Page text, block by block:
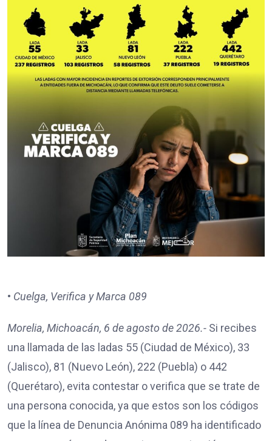
• Cuelga, Verifica y Marca 089
Morelia, Michoacán, 6 de agosto de 2026.- Si recibes
una llamada de las ladas 55 (Ciudad de México), 33
(Jalisco), 81 (Nuevo León), 222 (Puebla) o 442
(Querétaro), evita contestar o verifica que se trate de
una persona conocida, ya que estos son los códigos
que la línea de Denuncia Anónima 089 ha identificado